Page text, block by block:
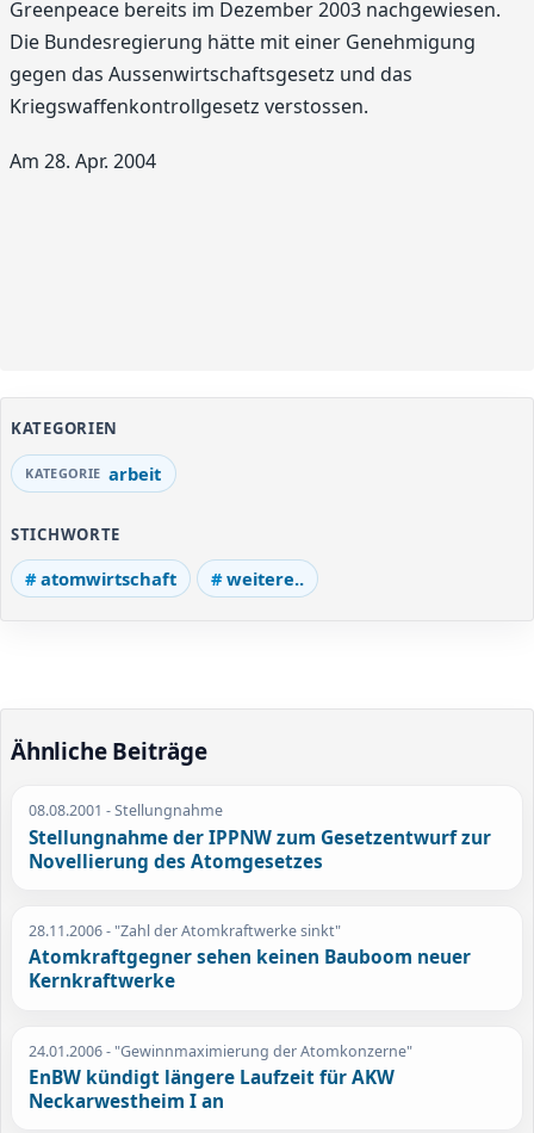
Greenpeace bereits im Dezember 2003 nachgewiesen.
Die Bundesregierung hätte mit einer Genehmigung
gegen das Aussenwirtschaftsgesetz und das
Kriegswaffenkontrollgesetz verstossen.
Am 28. Apr. 2004
KATEGORIEN
arbeit
STICHWORTE
atomwirtschaft weitere..
Ähnliche Beiträge
08.08.2001 - Stellungnahme
Stellungnahme der IPPNW zum Gesetzentwurf zur
Novellierung des Atomgesetzes
28.11.2006- "Zahl der Atomkraftwerke sinkt"
Atomkraftgegner sehen keinen Bauboom neuer
Kernkraftwerke
24.01.2006- "Gewinnmaximierung der Atomkonzerne"
EnBW kündigt längere Laufzeit für AKW
Neckarwestheim I an